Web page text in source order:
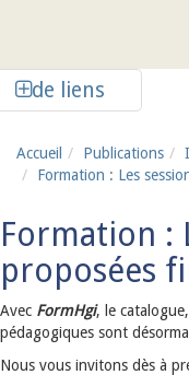
de liens
Accueil Publications
Formation : Les
Formation :
proposées
Avec FormHgi, le
pédagogiques sont
Nous vous invitons dès à